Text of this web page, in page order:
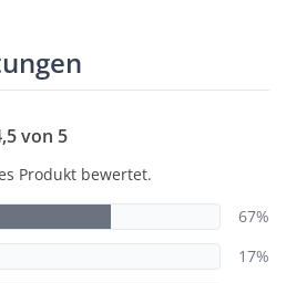
von 5
Produkt bewertet.
67%
17%